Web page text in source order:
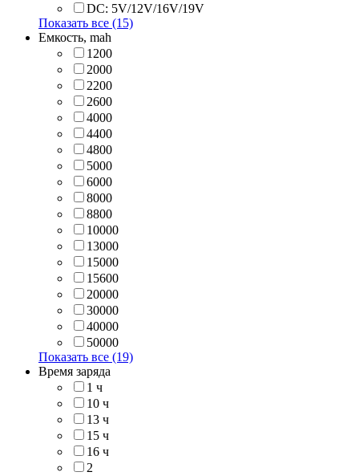
DC: 5V/12V/16V/19V
Показать все (15)
Емкость, mah
1200
2000
2200
2600
4000
4400
4800
5000
6000
8000
8800
10000
13000
15000
15600
20000
30000
40000
50000
Показать все (19)
Время заряда
1 ч
10 ч
13 ч
15 ч
16 ч
2